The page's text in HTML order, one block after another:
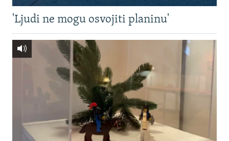
'Ljudi ne mogu osvojiti planinu'